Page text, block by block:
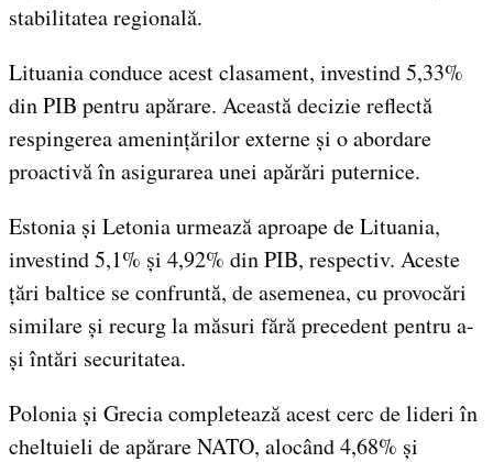
stabilitatea regională.
Lituania conduce acest clasament, investind 5,33%
din PIB pentru apărare. Această decizie reflectă
respingerea amenințărilor externe și o abordare
proactivă în asigurarea unei apărări puternice.
Estonia și Letonia urmează aproape de Lituania,
investind 5,1% și 4,92% din PIB, respectiv. Aceste
țări baltice se confruntă, de asemenea, cu provocări
similare și recurg la măsuri fără precedent pentru a-
și întări securitatea.
Polonia și Grecia completează acest cerc de lideri în
cheltuieli de apărare NATO, alocând 4,68% și